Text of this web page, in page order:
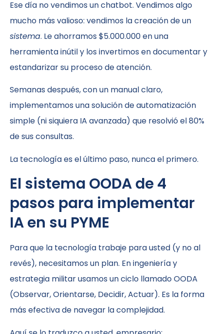
Ese día no vendimos un chatbot. Vendimos algo
mucho más valioso: vendimos la creación de un
sistema. Le ahorramos $5.000.000 en una
herramienta inútil y los invertimos en documentar y
estandarizar su proceso de atención.
Semanas después, con un manual claro,
implementamos una solución de automatización
simple (ni siquiera IA avanzada) que resolvió el 80%
de sus consultas.
La tecnología es el último paso, nunca el primero.
El sistema OODA de 4
pasos para implementar
IA en su PYME
Para que la tecnología trabaje para usted (y no al
revés), necesitamos un plan. En ingeniería y
estrategia militar usamos un ciclo llamado OODA
(Observar, Orientarse, Decidir, Actuar). Es la forma
más efectiva de navegar la complejidad.